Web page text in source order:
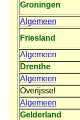
Groningen
Algemeen
Friesland
Algemeen
Drenthe
Algemeen
Overijssel
Algemeen
Gelderland